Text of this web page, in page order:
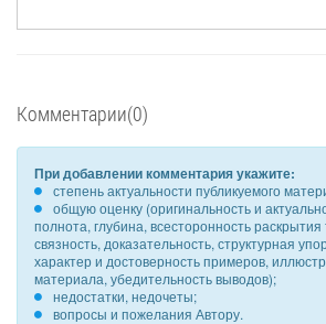
Комментарии(0)
При добавлении комментария укажите:
степень актуальности публикуемого
общую оценку (оригинальность и
полнота, глубина, всесторонность
связность, доказательность, структурная
характер и достоверность примеров,
материала, убедительность выводов);
недостатки, недочеты;
вопросы и пожелания Автору.